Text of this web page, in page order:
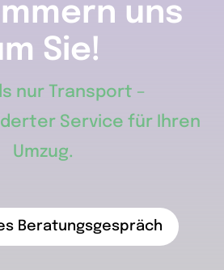
uns
Sie!
nur Transport –
Service für Ihren
Umzug.
Beratungsgespräch